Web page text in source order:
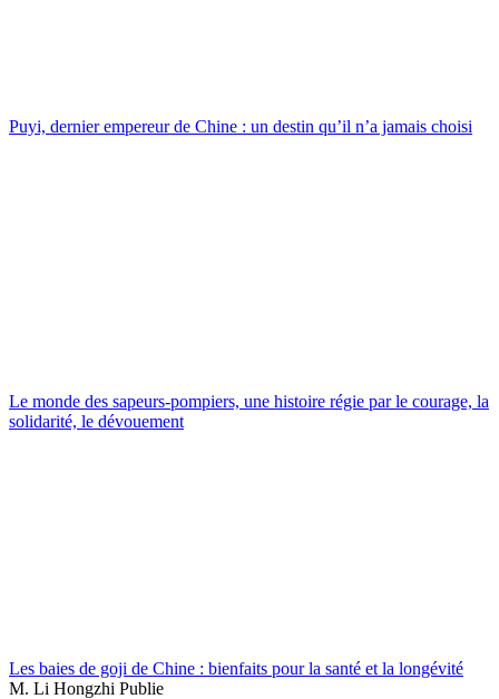
Puyi, dernier empereur de Chine : un destin qu’il n’a jamais choisi
Le monde des sapeurs-pompiers, une histoire régie par le courage, la
solidarité, le dévouement
Les baies de goji de Chine : bienfaits pour la santé et la longévité
M. Li Hongzhi Publie